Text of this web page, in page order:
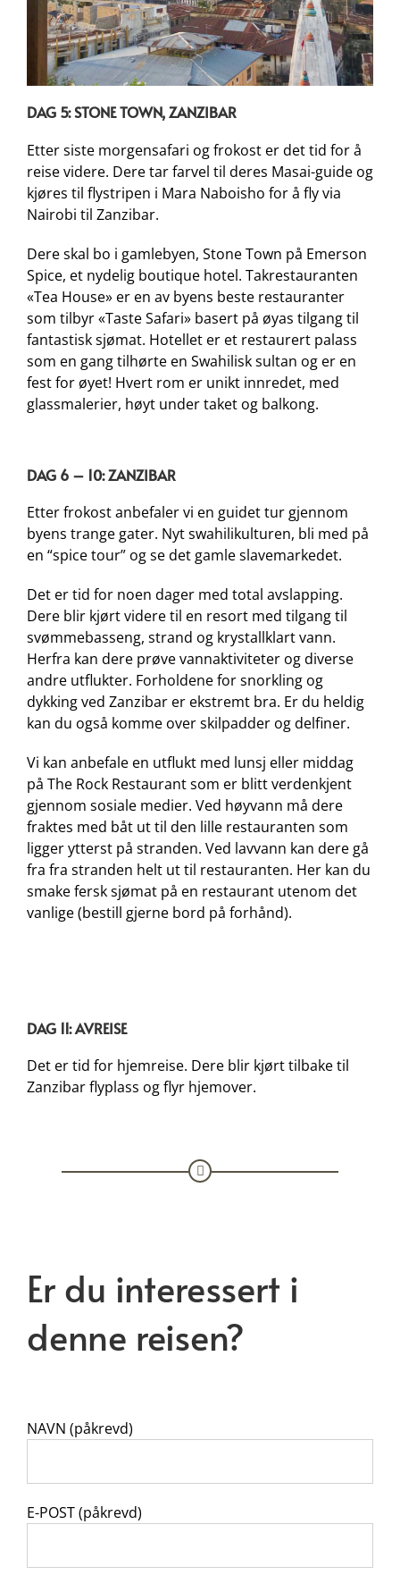
DAG 5: STONE TOWN, ZANZIBAR
Etter siste morgensafari og frokost er det tid for å
reise videre. Dere tar farvel til deres Masai-guide og
kjøres til flystripen i Mara Naboisho for å fly via
Nairobi til Zanzibar.
Dere skal bo i gamlebyen, Stone Town på Emerson
Spice, et nydelig boutique hotel. Takrestauranten
«Tea House» er en av byens beste restauranter
som tilbyr «Taste Safari» basert på øyas tilgang til
fantastisk sjømat. Hotellet er et restaurert palass
som en gang tilhørte en Swahilisk sultan og er en
fest for øyet! Hvert rom er unikt innredet, med
glassmalerier, høyt under taket og balkong.
DAG 6 – 10: ZANZIBAR
Etter frokost anbefaler vi en guidet tur gjennom
byens trange gater. Nyt swahilikulturen, bli med på
en “spice tour” og se det gamle slavemarkedet.
Det er tid for noen dager med total avslapping.
Dere blir kjørt videre til en resort med tilgang til
svømmebasseng, strand og krystallklart vann.
Herfra kan dere prøve vannaktiviteter og diverse
andre utflukter. Forholdene for snorkling og
dykking ved Zanzibar er ekstremt bra. Er du heldig
kan du også komme over skilpadder og delfiner.
Vi kan anbefale en utflukt med lunsj eller middag
på The Rock Restaurant som er blitt verdenkjent
gjennom sosiale medier. Ved høyvann må dere
fraktes med båt ut til den lille restauranten som
ligger ytterst på stranden. Ved lavvann kan dere gå
fra fra stranden helt ut til restauranten. Her kan du
smake fersk sjømat på en restaurant utenom det
vanlige (bestill gjerne bord på forhånd).
DAG 11: AVREISE
Det er tid for hjemreise. Dere blir kjørt tilbake til
Zanzibar flyplass og flyr hjemover.
Er du interessert i
denne reisen?
NAVN (påkrevd)
E-POST (påkrevd)